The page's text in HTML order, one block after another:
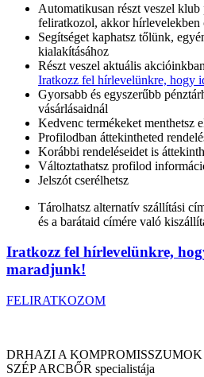
Automatikusan részt veszel klub
feliratkozol, akkor hírlevelekben
Segítséget kaphatsz tőlünk,
kialakításához
Részt veszel aktuális
Iratkozz fel hírlevelünkre, hogy
Gyorsabb és egyszerűbb
vásárlásaidnál
Kedvenc termékeket menthetsz
Profilodban áttekintheted
Korábbi rendeléseidet is
Változtathatsz profilod
Jelszót cserélhetsz
Tárolhatsz alternatív szállítási
és a barátaid címére való
Iratkozz fel hírlevelünkre,
maradjunk!
FELIRATKOZOM
DRHAZI A KOMPROMISSZUMOK
SZÉP ARCBŐR specialistája